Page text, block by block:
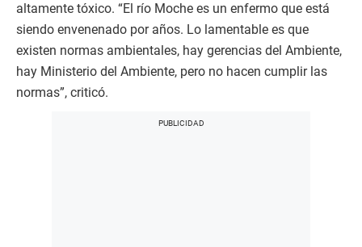
altamente tóxico. “El río Moche es un enfermo que está
siendo envenenado por años. Lo lamentable es que
existen normas ambientales, hay gerencias del Ambiente,
hay Ministerio del Ambiente, pero no hacen cumplir las
normas”, criticó.